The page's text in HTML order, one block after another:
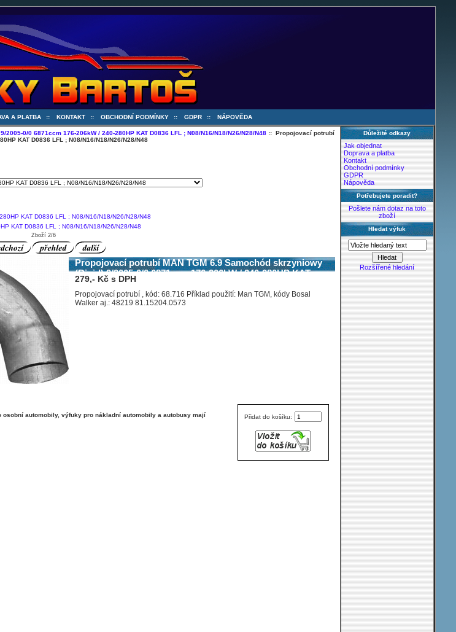
A PLATBA :: KONTAKT :: OBCHODNÍ PODMÍNKY :: GDPR :: NÁPOVĚDA
2005-0/0 6871ccm 176-206kW / 240-280HP KAT D0836 LFL ; N08/N16/N18/N26/N28/N48 :: Propojovací potrubí
KAT D0836 LFL ; N08/N16/N18/N26/N28/N48
KAT D0836 LFL ; N08/N16/N18/N26/N28/N48
Zboží 2/6
Propojovací potrubí MAN TGM 6.9 Samochód skrzyniowy
(Rigid) 9/2005-0/0 6871ccm 176-206kW / 240-280HP KAT
D0836 LFL ; N08/N16/N18/N26/N28/N48
279,- Kč s DPH
Propojovací potrubí , kód: 68.716 Příklad použití: Man TGM, kódy Bosal
Walker aj.: 48219 81.15204.0573
Přidat do košíku:
automobily, výfuky pro nákladní automobily a autobusy mají
Důležité odkazy
Jak objednat
Doprava a platba
Kontakt
Obchodní podmínky
GDPR
Nápověda
Potřebujete poradit?
Pošlete nám dotaz na toto
zboží
Hledat výfuk
Rozšířené hledání